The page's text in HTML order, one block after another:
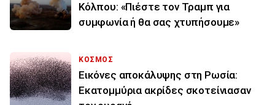
Κόλπου: «Πιέστε τον Τραμπ για
συμφωνία ή θα σας χτυπήσουμε»
ΚΟΣΜΟΣ
Εικόνες αποκάλυψης στη Ρωσία:
Εκατομμύρια ακρίδες σκοτείνιασαν